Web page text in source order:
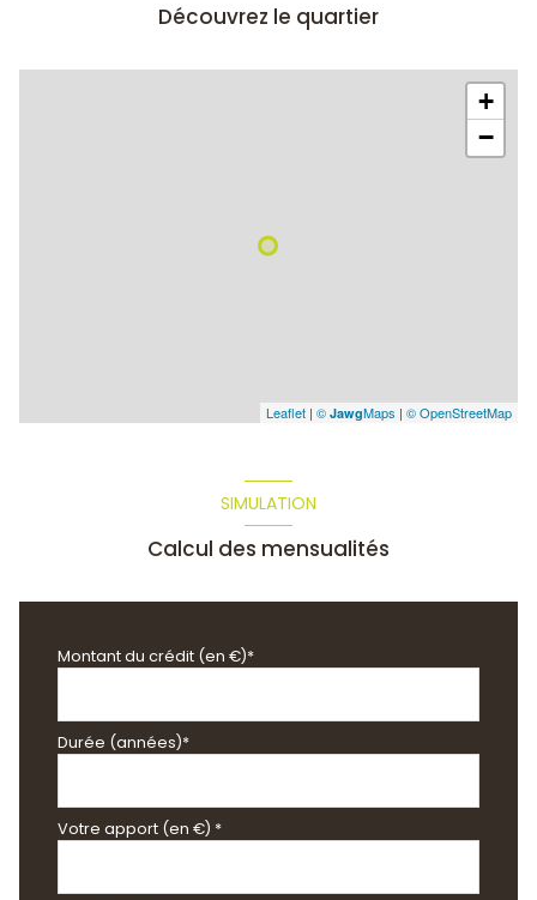
Découvrez le quartier
+
−
Leaflet | © JawgMaps | © OpenStreetMap
SIMULATION
Calcul des mensualités
Montant du crédit (en €)*
Durée (années)*
Votre apport (en €) *